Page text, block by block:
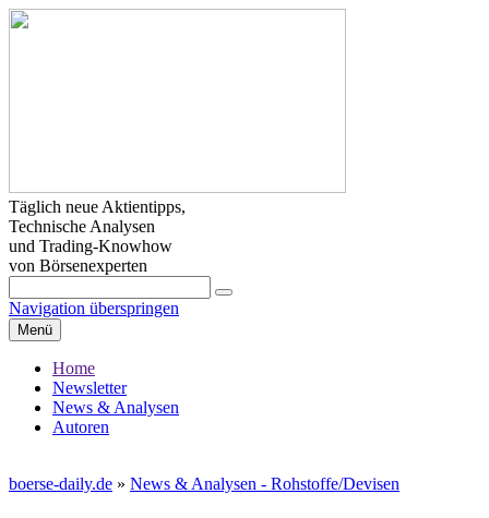
Täglich neue Aktientipps,
Technische Analysen
und Trading-Knowhow
von Börsenexperten
Navigation überspringen
Menü
Home
Newsletter
News & Analysen
Autoren
boerse-daily.de » News & Analysen - Rohstoffe/Devisen